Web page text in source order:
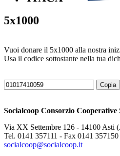
5x1000
Vuoi donare il 5x1000 alla nostra
Usa il codice sottostante nella tua
Copia
Socialcoop Consorzio Cooperative
Via XX Settembre 126 - 14100 Asti
Tel. 0141 357111 - Fax 0141 357150
socialcoop@socialcoop.it